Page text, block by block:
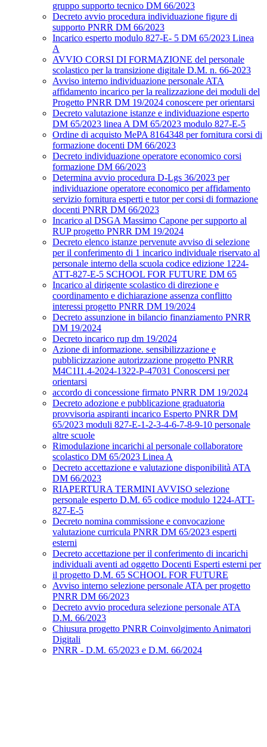
gruppo supporto tecnico DM 66/2023
Decreto avvio procedura individuazione figure di
supporto PNRR DM 66/2023
Incarico esperto modulo 827-E- 5 DM 65/2023 Linea
A
AVVIO CORSI DI FORMAZIONE del personale
scolastico per la transizione digitale D.M. n. 66-2023
Avviso interno individuazione personale ATA
affidamento incarico per la realizzazione dei moduli del
Progetto PNRR DM 19/2024 conoscere per orientarsi
Decreto valutazione istanze e individuazione esperto
DM 65/2023 linea A DM 65/2023 modulo 827-E-5
Ordine di acquisto MePA 8164348 per fornitura corsi di
formazione docenti DM 66/2023
Decreto individuazione operatore economico corsi
formazione DM 66/2023
Determina avvio procedura D-Lgs 36/2023 per
individuazione operatore economico per affidamento
servizio fornitura esperti e tutor per corsi di formazione
docenti PNRR DM 66/2023
Incarico al DSGA Massimo Capone per supporto al
RUP progetto PNRR DM 19/2024
Decreto elenco istanze pervenute avviso di selezione
per il conferimento di 1 incarico individuale riservato al
personale interno della scuola codice edizione 1224-
ATT-827-E-5 SCHOOL FOR FUTURE DM 65
Incarico al dirigente scolastico di direzione e
coordinamento e dichiarazione assenza conflitto
interessi progetto PNRR DM 19/2024
Decreto assunzione in bilancio finanziamento PNRR
DM 19/2024
Decreto incarico rup dm 19/2024
Azione di informazione. sensibilizzazione e
pubblicizzazione autorizzazione progetto PNRR
M4C1I1.4-2024-1322-P-47031 Conoscersi per
orientarsi
accordo di concessione firmato PNRR DM 19/2024
Decreto adozione e pubblicazione graduatoria
provvisoria aspiranti incarico Esperto PNRR DM
65/2023 moduli 827-E-1-2-3-4-6-7-8-9-10 personale
altre scuole
Rimodulazione incarichi al personale collaboratore
scolastico DM 65/2023 Linea A
Decreto accettazione e valutazione disponibilità ATA
DM 66/2023
RIAPERTURA TERMINI AVVISO selezione
personale esperto D.M. 65 codice modulo 1224-ATT-
827-E-5
Decreto nomina commissione e convocazione
valutazione curricula PNRR DM 65/2023 esperti
esterni
Decreto accettazione per il conferimento di incarichi
individuali aventi ad oggetto Docenti Esperti esterni per
il progetto D.M. 65 SCHOOL FOR FUTURE
Avviso interno selezione personale ATA per progetto
PNRR DM 66/2023
Decreto avvio procedura selezione personale ATA
D.M. 66/2023
Chiusura progetto PNRR Coinvolgimento Animatori
Digitali
PNRR - D.M. 65/2023 e D.M. 66/2024